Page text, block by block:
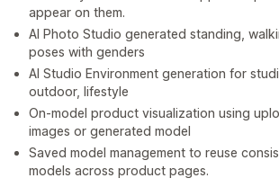
appear on them.
AI Photo Studio generated standing,
poses with genders
AI Studio Environment generation for
outdoor, lifestyle
On-model product visualization using
images or generated model
Saved model management to reuse
models across product pages.